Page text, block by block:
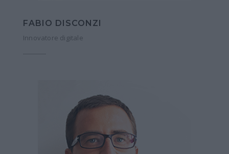
FABIO DISCONZI
Innovatore digitale